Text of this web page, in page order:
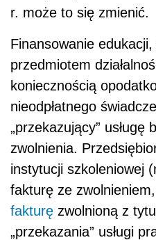
r. może to się zmienić.
Finansowanie
przedmiotem
koniecznością
nieodpłatnego
„przekazujący” usługę
zwolnienia.
instytucji szkoleniowej
fakturę ze
fakturę zwolnioną z
„przekazania” usługi